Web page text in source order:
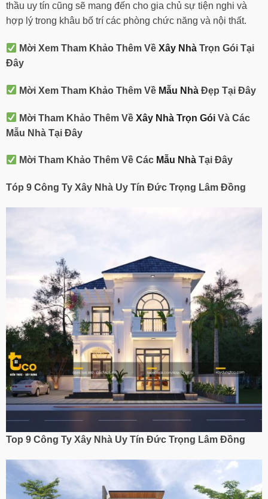
thầu uy tín cũng sẽ mang đến cho gia chủ sự tiện nghi và
hợp lý trong khâu bố trí các phòng chức năng và nội thất.
Mời Xem Tham Khảo Thêm VềXây Nhà Trọn Gói Tại
Đây
Mời Xem Tham Khảo Thêm Về Mẫu Nhà Đẹp Tại Đây
Mời Tham Khảo Thêm VềXây Nhà Trọn Gói Và Các
Mẫu Nhà Tại Đây
Mời Tham Khảo Thêm Về Các Mẫu Nhà Tại Đây
Tóp 9 Công Ty Xây Nhà Uy Tín Đức Trọng Lâm Đồng
Top 9 Công Ty Xây Nhà Uy Tín Đức Trọng Lâm Đồng